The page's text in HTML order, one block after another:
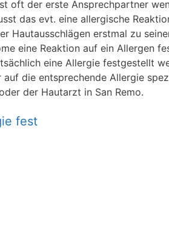
oft der erste Ansprechpartner
das evt. eine allergische
Hautausschlägen erstmal zu
eine Reaktion auf ein Allergen
eine Allergie festgestellt
die entsprechende Allergie
der Hautarzt in San Remo.
fest